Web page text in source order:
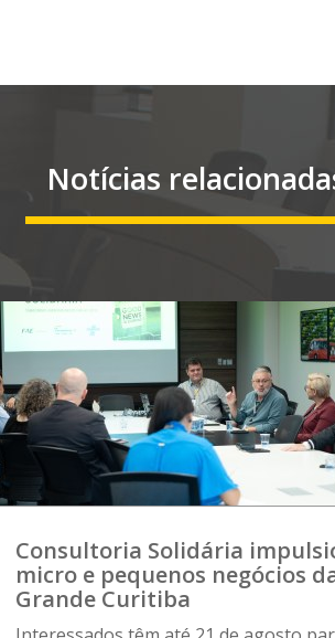
Notícias
Consultoria Solidária
micro e pequenos negócios
Grande Curitiba